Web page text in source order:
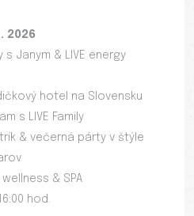
2026
Janym & LIVE energy
hotel na Slovensku
s LIVE Family
& večerná párty v štýle
& SPA
hod.